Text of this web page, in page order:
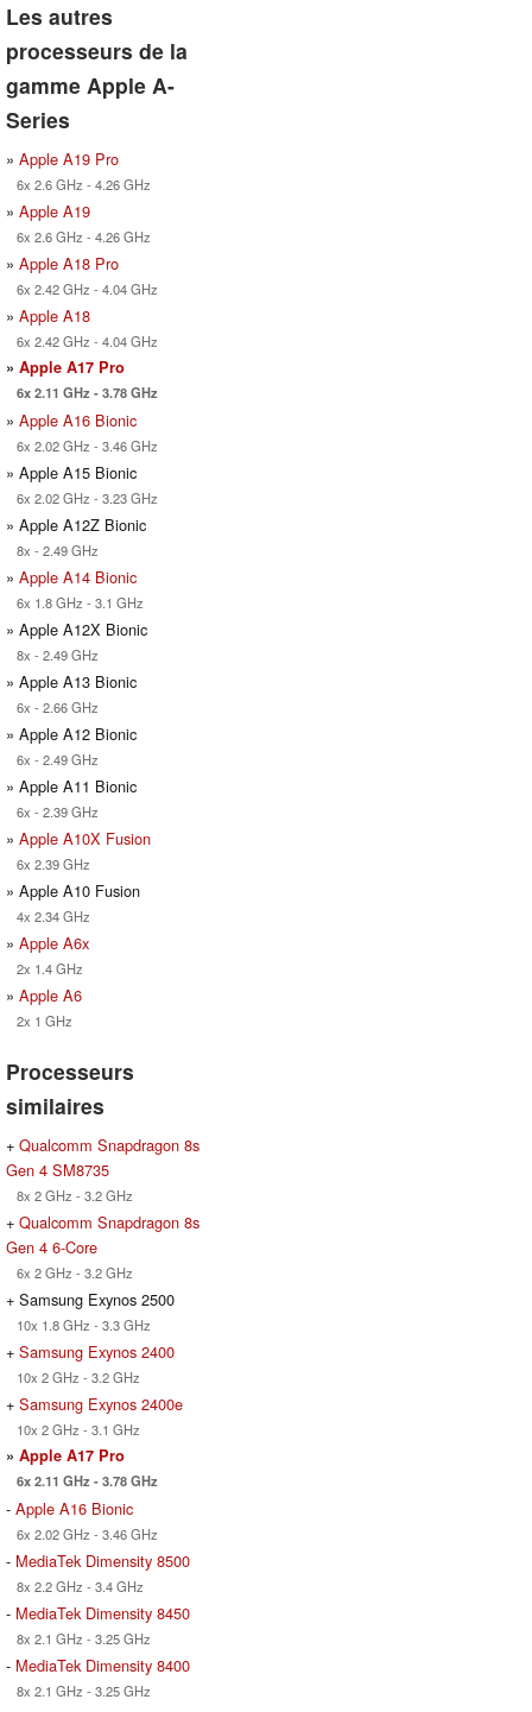
Les autres
processeurs de la
gamme Apple A-
Series
» Apple A19 Pro
6x 2.6 GHz - 4.26 GHz
» Apple A19
6x 2.6 GHz - 4.26 GHz
» Apple A18 Pro
6x 2.42 GHz - 4.04 GHz
» Apple A18
6x 2.42 GHz - 4.04 GHz
» Apple A17 Pro
6x 2.11 GHz - 3.78 GHz
» Apple A16 Bionic
6x 2.02 GHz - 3.46 GHz
» Apple A15 Bionic
6x 2.02 GHz - 3.23 GHz
» Apple A12Z Bionic
8x - 2.49 GHz
» Apple A14 Bionic
6x 1.8 GHz - 3.1 GHz
» Apple A12X Bionic
8x - 2.49 GHz
» Apple A13 Bionic
6x - 2.66 GHz
» Apple A12 Bionic
6x - 2.49 GHz
» Apple A11 Bionic
6x - 2.39 GHz
» Apple A10X Fusion
6x 2.39 GHz
» Apple A10 Fusion
4x 2.34 GHz
» Apple A6x
2x 1.4 GHz
» Apple A6
2x 1 GHz
Processeurs
similaires
+ Qualcomm Snapdragon 8s
Gen 4 SM8735
8x 2 GHz - 3.2 GHz
+ Qualcomm Snapdragon 8s
Gen 4 6-Core
6x 2 GHz - 3.2 GHz
+ Samsung Exynos 2500
10x 1.8 GHz - 3.3 GHz
+ Samsung Exynos 2400
10x 2 GHz - 3.2 GHz
+ Samsung Exynos 2400e
10x 2 GHz - 3.1 GHz
» Apple A17 Pro
6x 2.11 GHz - 3.78 GHz
- Apple A16 Bionic
6x 2.02 GHz - 3.46 GHz
- MediaTek Dimensity 8500
8x 2.2 GHz - 3.4 GHz
- MediaTek Dimensity 8450
8x 2.1 GHz - 3.25 GHz
- MediaTek Dimensity 8400
8x 2.1 GHz - 3.25 GHz